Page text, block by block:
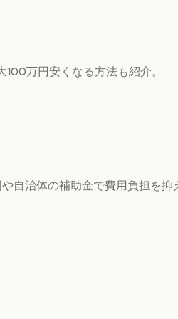
万円安くなる方法も紹介。
自治体の補助金で費用負担を抑